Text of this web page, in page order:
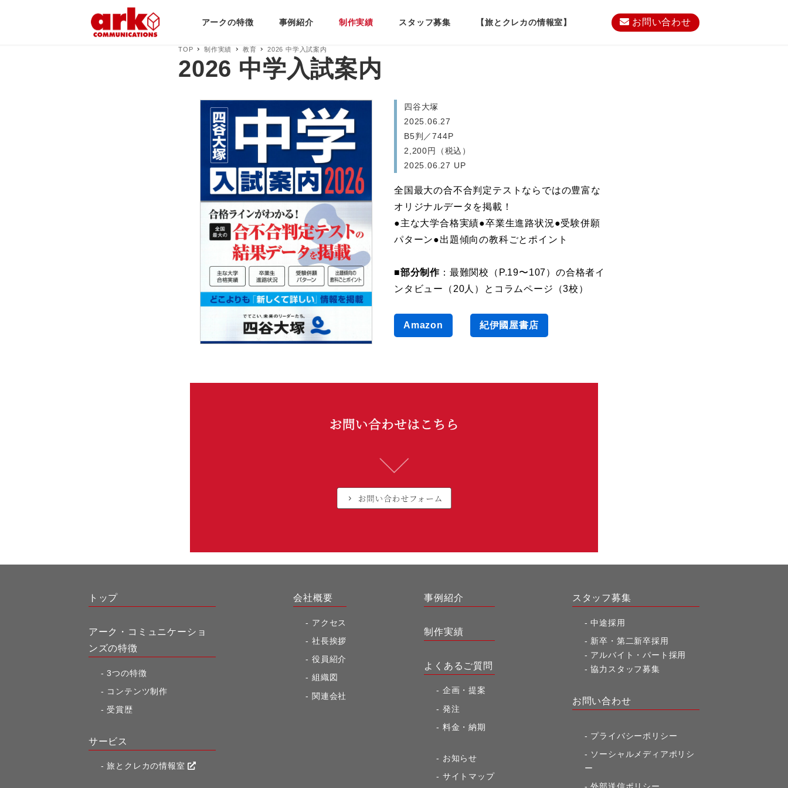
アークの特徴 事例紹介 制作実績 スタッフ募集 【旅とクレカの情報室】 お問い合わせ
TOP 制作実績 教育 2026 中学入試案内
2026 中学入試案内
四谷大塚
2025.06.27
B5判／744P
2,200円（税込）
2025.06.27 UP
全国最大の合不合判定テストならではの豊富な
オリジナルデータを掲載！
●主な大学合格実績●卒業生進路状況●受験併願
パターン●出題傾向の教科ごとポイント
■部分制作 ：最難関校（P.19〜107）の合格者イ
ンタビュー（20人）とコラムページ（3校）
Amazon
紀伊國屋書店
トップ
アーク・コミュニケーショ
ンズの特徴
3つの特徴
コンテンツ制作
受賞歴
サービス
旅とクレカの情報室
会社概要
アクセス
社長挨拶
役員紹介
組織図
関連会社
事例紹介
制作実績
よくあるご質問
企画・提案
発注
料金・納期
お知らせ
サイトマップ
スタッフ募集
中途採用
新卒・第二新卒採用
アルバイト・パート採用
協力スタッフ募集
お問い合わせ
プライバシーポリシー
ソーシャルメディアポリシ
ー